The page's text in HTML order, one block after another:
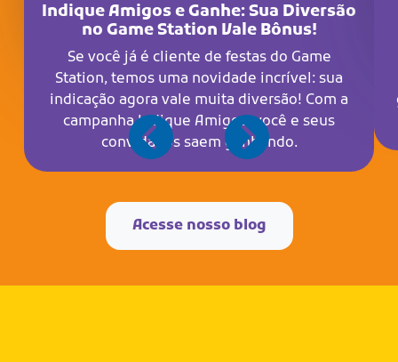
Indique Amigos e Ganhe: Sua Diversão
no Game Station Vale Bônus!
Se você já é cliente de festas do Game
Station, temos uma novidade incrível: sua
indicação agora vale muita diversão! Com a
campanha Indique Amigos, você e seus
convidados saem ganhando.
Acesse nosso blog